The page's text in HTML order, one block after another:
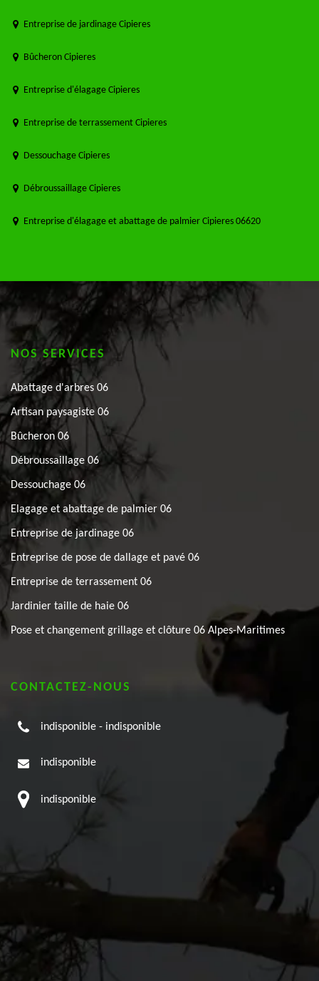
Entreprise de jardinage Cipieres
Bûcheron Cipieres
Entreprise d'élagage Cipieres
Entreprise de terrassement Cipieres
Dessouchage Cipieres
Débroussaillage Cipieres
Entreprise d'élagage et abattage de palmier Cipieres 06620
NOS SERVICES
Abattage d'arbres 06
Artisan paysagiste 06
Bûcheron 06
Débroussaillage 06
Dessouchage 06
Elagage et abattage de palmier 06
Entreprise de jardinage 06
Entreprise de pose de dallage et pavé 06
Entreprise de terrassement 06
Jardinier taille de haie 06
Pose et changement grillage et clôture 06 Alpes-Maritimes
CONTACTEZ-NOUS
indisponible - indisponible
indisponible
indisponible